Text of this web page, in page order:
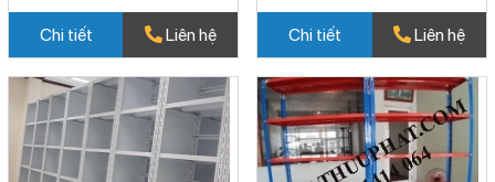
Chi tiết Liên hệ Chi tiết Liên hệ